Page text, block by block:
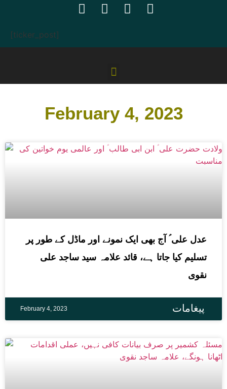
[ticker_post]
February 4, 2023
پیغامات
تسلیم کیا جاتا ہے، قائد علامہ سید ساجد علی
نقوی
February 4, 2023